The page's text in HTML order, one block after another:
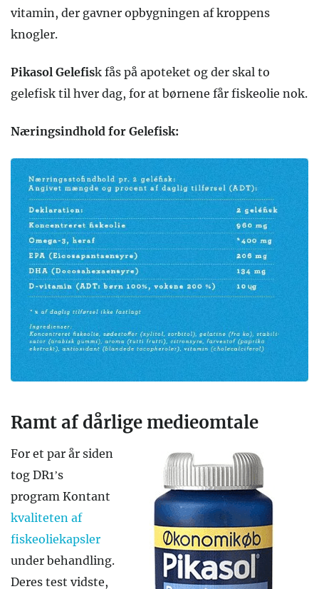
vitamin, der gavner opbygningen af kroppens
knogler.
Pikasol Gelefisk fås på apoteket og der skal to
gelefisk til hver dag, for at børnene får fiskeolie nok.
Næringsindhold for Gelefisk:
Ramt af dårlige medieomtale
For et par år siden
tog DR1’s
program Kontant
kvaliteten af
fiskeoliekapsler
under behandling.
Deres test vidste,